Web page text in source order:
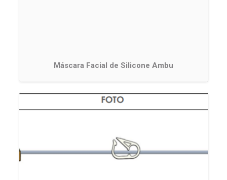
Máscara Facial de Silicone Ambu